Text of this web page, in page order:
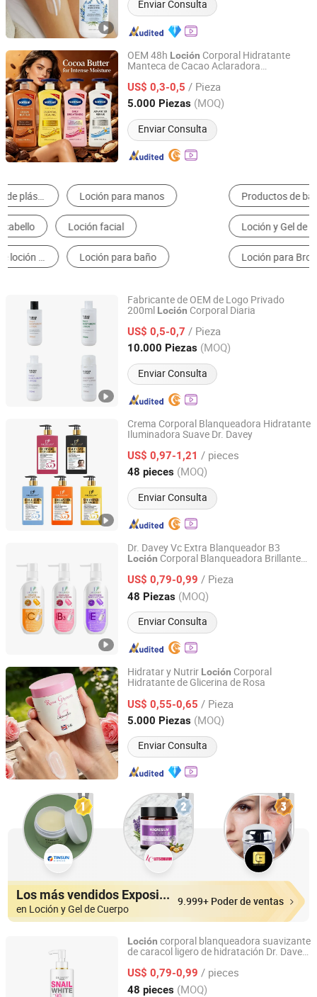
Enviar Consulta
OEM 48h Loción Corporal Hidratante
Manteca de Cacao Aclaradora
US$ 0,3-0,5 / Pieza
5.000 Piezas (MOQ)
Enviar Consulta
Shantou Vita Biotechnology Co., Ltd.
Guangdong, China Desde 2026
Productos de baño para hoteles Polímero y Resina
Loción y Gel de Cuerpo Otros Aparatos de Cuidado Personal
Loción para Broncear Solución Permanente
Fabricante de OEM de Logo Privado
200ml Loción Corporal Diaria
US$ 0,5-0,7 / Pieza
10.000 Piezas (MOQ)
Enviar Consulta
Suzhou Yiyada Trading Co., Ltd.
Jiangsu, China Desde 2024
Crema Corporal Blanqueadora Hidratante
Iluminadora Suave Dr. Davey
US$ 0,97-1,21 / pieces
48 pieces (MOQ)
Enviar Consulta
Shantou S. E. Z. Baojie Industry Co., Ltd.
Guangdong, China Desde 2025
Dr. Davey Vc Extra Blanqueador B3
Loción Corporal Blanqueadora Brillante
US$ 0,79-0,99 / Pieza
48 Piezas (MOQ)
Enviar Consulta
Shantou S. E. Z. Baojie Industry Co., Ltd.
Guangdong, China Desde 2025
Hidratar y Nutrir Loción Corporal
Hidratante de Glicerina de Rosa
US$ 0,55-0,65 / Pieza
5.000 Piezas (MOQ)
Enviar Consulta
Suzhou Darpool Import and Export Co., Ltd.
Jiangsu, China Desde 2017
Los más vendidos Expositores
en Loción y Gel de Cuerpo
9.999+ Poder de ventas
Loción corporal blanqueadora suavizante
de caracol ligero de hidratación Dr. Davey
US$ 0,79-0,99 / pieces
48 pieces (MOQ)
Shantou S. E. Z. Baojie Industry Co., Ltd.
Guangdong, China Desde 2025